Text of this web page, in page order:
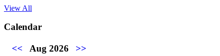
View All
Calendar
<< Aug 2026 >>